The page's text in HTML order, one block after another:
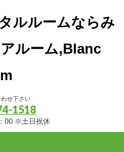
ルルームならみ
ルーム,Blanc
せ下さい
1518
00 ※土日祝休